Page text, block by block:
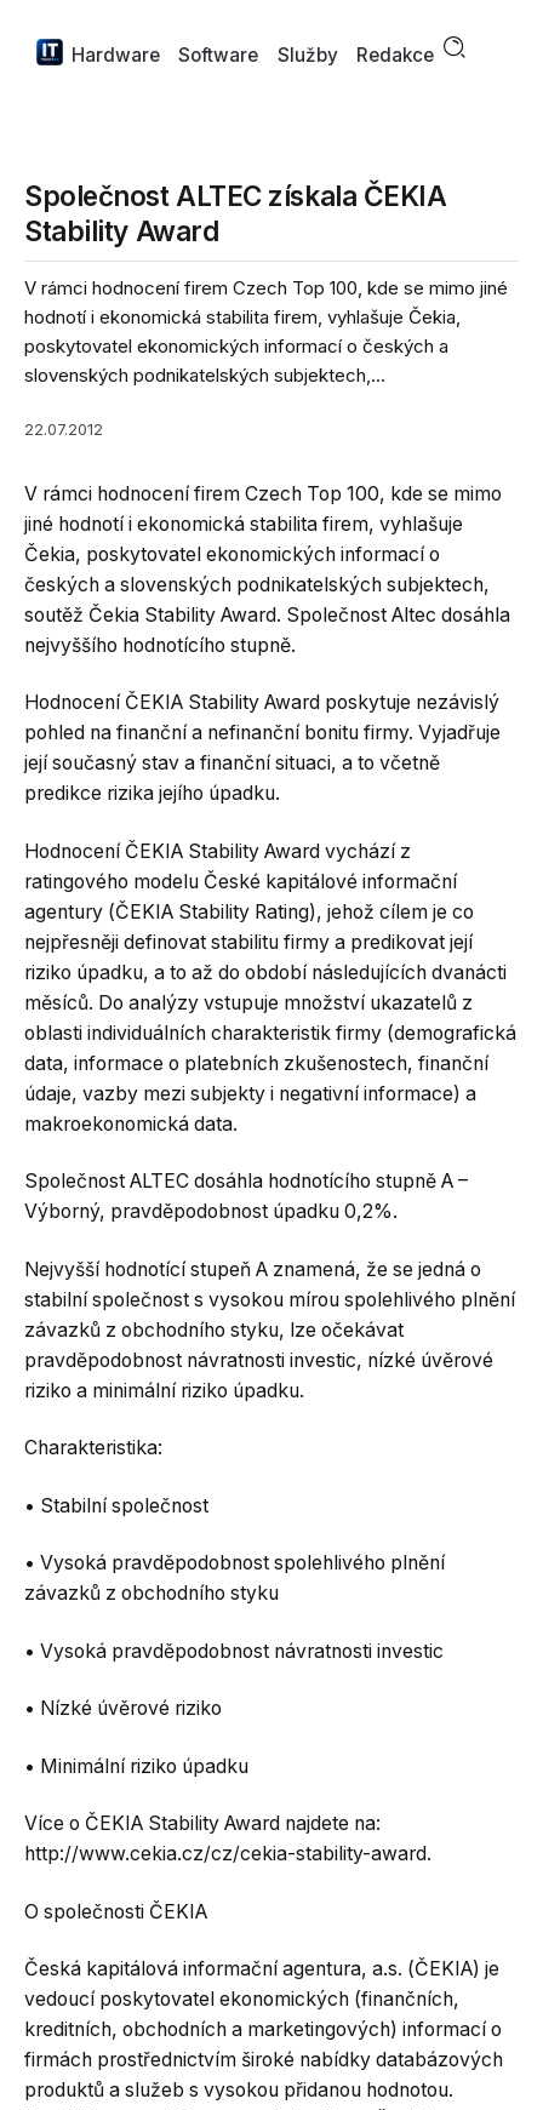
Hardware Software Služby Redakce
Společnost ALTEC získala ČEKIA
Stability Award
V rámci hodnocení firem Czech Top 100, kde se mimo jiné
hodnotí i ekonomická stabilita firem, vyhlašuje Čekia,
poskytovatel ekonomických informací o českých a
slovenských podnikatelských subjektech,...
22.07.2012
V rámci hodnocení firem Czech Top 100, kde se mimo
jiné hodnotí i ekonomická stabilita firem, vyhlašuje
Čekia, poskytovatel ekonomických informací o
českých a slovenských podnikatelských subjektech,
soutěž Čekia Stability Award. Společnost Altec dosáhla
nejvyššího hodnotícího stupně.
Hodnocení ČEKIA Stability Award poskytuje nezávislý
pohled na finanční a nefinanční bonitu firmy. Vyjadřuje
její současný stav a finanční situaci, a to včetně
predikce rizika jejího úpadku.
Hodnocení ČEKIA Stability Award vychází z
ratingového modelu České kapitálové informační
agentury (ČEKIA Stability Rating), jehož cílem je co
nejpřesněji definovat stabilitu firmy a predikovat její
riziko úpadku, a to až do období následujících dvanácti
měsíců. Do analýzy vstupuje množství ukazatelů z
oblasti individuálních charakteristik firmy (demografická
data, informace o platebních zkušenostech, finanční
údaje, vazby mezi subjekty i negativní informace) a
makroekonomická data.
Společnost ALTEC dosáhla hodnotícího stupně A –
Výborný, pravděpodobnost úpadku 0,2%.
Nejvyšší hodnotící stupeň A znamená, že se jedná o
stabilní společnost s vysokou mírou spolehlivého plnění
závazků z obchodního styku, lze očekávat
pravděpodobnost návratnosti investic, nízké úvěrové
riziko a minimální riziko úpadku.
Charakteristika:
• Stabilní společnost
• Vysoká pravděpodobnost spolehlivého plnění
závazků z obchodního styku
• Vysoká pravděpodobnost návratnosti investic
• Nízké úvěrové riziko
• Minimální riziko úpadku
Více o ČEKIA Stability Award najdete na:
http://www.cekia.cz/cz/cekia-stability-award.
O společnosti ČEKIA
Česká kapitálová informační agentura, a.s. (ČEKIA) je
vedoucí poskytovatel ekonomických (finančních,
kreditních, obchodních a marketingových) informací o
firmách prostřednictvím široké nabídky databázových
produktů a služeb s vysokou přidanou hodnotou.